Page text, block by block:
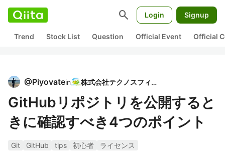
search Login Signup
Trend Stock List Question Official Event Official
@Piyovatein 株式会社テクノスフィア
GitHubリポジトリを公開すると
きに確認すべき4つのポイント
Git GitHub tips 初心者
ライセンス